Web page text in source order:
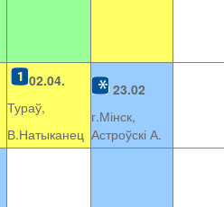
02.04.
Тураў,
В.Натыканец
23.02
г.Мінск,
Астроўскі А.